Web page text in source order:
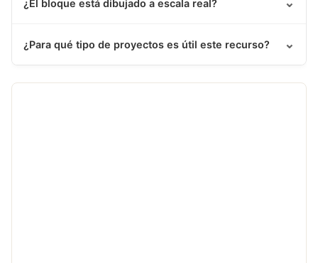
¿El bloque está dibujado a escala real?
¿Para qué tipo de proyectos es útil este recurso? ⌄